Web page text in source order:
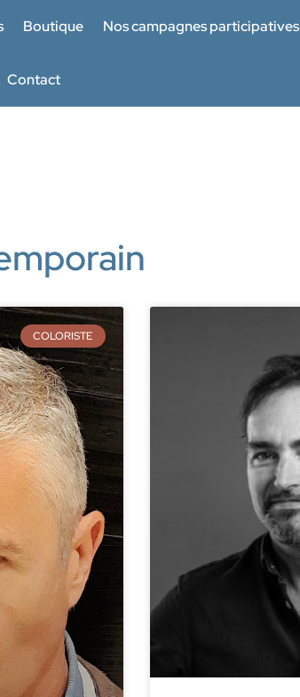
Boutique Nos campagnes participatives
Contact
COLORISTE